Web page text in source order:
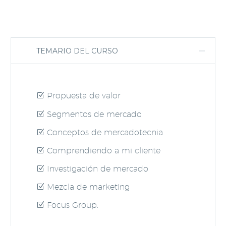
TEMARIO DEL CURSO
Propuesta de valor
Segmentos de mercado
Conceptos de mercadotecnia
Comprendiendo a mi cliente
Investigación de mercado
Mezcla de marketing
Focus Group.